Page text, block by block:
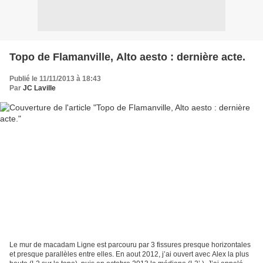
Topo de Flamanville, Alto aesto : dernière acte.
Publié le 11/11/2013 à 18:43
Par JC Laville
Le mur de macadam Ligne est parcouru par 3 fissures presque horizontales
et presque parallèles entre elles. En aout 2012, j’ai ouvert avec Alex la plus